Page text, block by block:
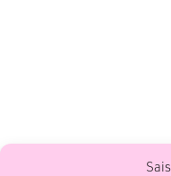
Konseptit ja